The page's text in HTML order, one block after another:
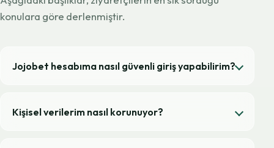
konulara göre derlenmiştir.
Jojobet hesabıma nasıl güvenli giriş yapabilirim?
Kişisel verilerim nasıl korunuyor?